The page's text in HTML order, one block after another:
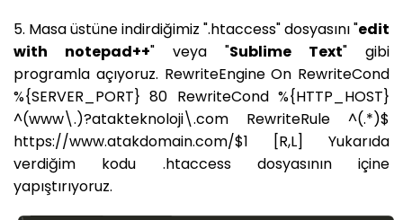
5. Masa üstüne indirdiğimiz ".htaccess" dosyasını "edit
with notepad++" veya "Sublime Text" gibi
programla açıyoruz. RewriteEngine On RewriteCond
%{SERVER_PORT} 80 RewriteCond %{HTTP_HOST}
^(www\.)?atakteknoloji\.com RewriteRule ^(.*)$
https://www.atakdomain.com/$1 [R,L] Yukarıda
verdiğim kodu .htaccess dosyasının içine
yapıştırıyoruz.